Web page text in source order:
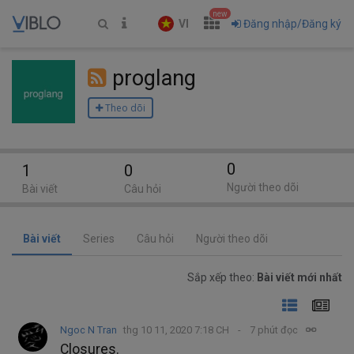
VI
new
Đăng nhập/Đăng ký
proglang
Theo dõi
Bài viết Series Câu hỏi Người theo dõi
Sắp xếp theo: Bài viết mới nhất
Ngoc N Tran thg 10 11, 2020 7:18 CH 7 phút đọc
Closures.
1
Bài viết
0
Câu hỏi
0
Người theo dõi